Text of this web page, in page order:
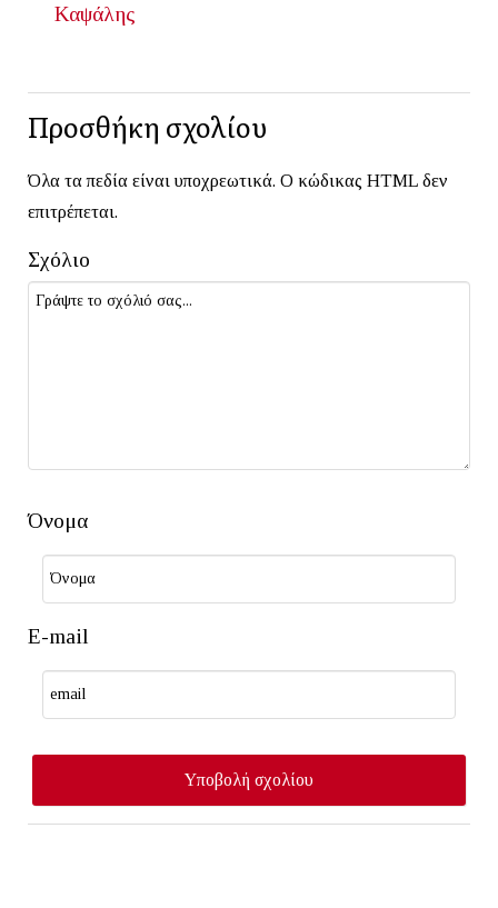
Καψάλης
Προσθήκη σχολίου
Όλα τα πεδία είναι υποχρεωτικά. Ο κώδικας HTML δεν
επιτρέπεται.
Σχόλιο
Όνομα
E-mail